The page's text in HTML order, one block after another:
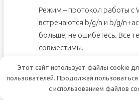
Режим – протокол работы с
встречаются b/g/n и b/g/
больше, не ошибетесь. Все
совместимы.
Сетевой мост. Многие
работу в режиме
Суть сводится к перехвату
Этот сайт использует файлы cookie
пользователей. Продолжая
с использованием файлов